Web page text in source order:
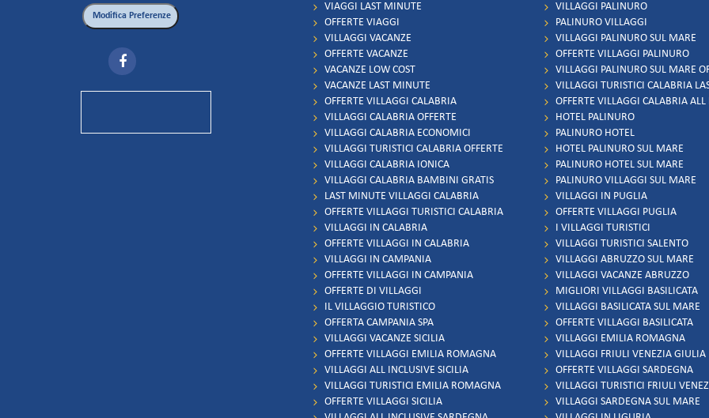
VIAGGI LAST MINUTE
OFFERTE VIAGGI
VILLAGGI VACANZE
OFFERTE VACANZE
VACANZE LOW COST
VACANZE LAST MINUTE
OFFERTE VILLAGGI CALABRIA
VILLAGGI CALABRIA OFFERTE
VILLAGGI CALABRIA ECONOMICI
VILLAGGI TURISTICI CALABRIA OFFERTE
VILLAGGI CALABRIA IONICA
VILLAGGI CALABRIA BAMBINI GRATIS
LAST MINUTE VILLAGGI CALABRIA
OFFERTE VILLAGGI TURISTICI CALABRIA
VILLAGGI IN CALABRIA
OFFERTE VILLAGGI IN CALABRIA
VILLAGGI IN CAMPANIA
OFFERTE VILLAGGI IN CAMPANIA
OFFERTE DI VILLAGGI
IL VILLAGGIO TURISTICO
OFFERTA CAMPANIA SPA
VILLAGGI VACANZE SICILIA
OFFERTE VILLAGGI EMILIA ROMAGNA
VILLAGGI ALL INCLUSIVE SICILIA
VILLAGGI TURISTICI EMILIA ROMAGNA
OFFERTE VILLAGGI SICILIA
VILLAGGI PALINURO
PALINURO VILLAGGI
VILLAGGI PALINURO SUL MARE
OFFERTE VILLAGGI PALINURO
VILLAGGI PALINURO SUL MARE
VILLAGGI TURISTICI CALABRIA
OFFERTE VILLAGGI CALABRIA ALL
HOTEL PALINURO
PALINURO HOTEL
HOTEL PALINURO SUL MARE
PALINURO HOTEL SUL MARE
PALINURO VILLAGGI SUL MARE
VILLAGGI IN PUGLIA
OFFERTE VILLAGGI PUGLIA
I VILLAGGI TURISTICI
VILLAGGI TURISTICI SALENTO
VILLAGGI ABRUZZO SUL MARE
VILLAGGI VACANZE ABRUZZO
MIGLIORI VILLAGGI BASILICATA
VILLAGGI BASILICATA SUL MARE
OFFERTE VILLAGGI BASILICATA
VILLAGGI EMILIA ROMAGNA
VILLAGGI FRIULI VENEZIA GIULIA
OFFERTE VILLAGGI SARDEGNA
VILLAGGI TURISTICI FRIULI
VILLAGGI SARDEGNA SUL MARE